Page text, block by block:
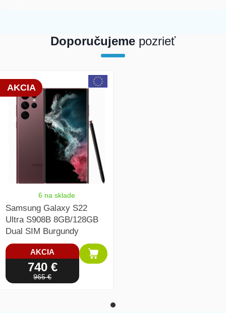
Doporučujeme pozrieť
array(1) { [0]=> int(26064) }
AKCIA
6 na sklade
Samsung Galaxy S22
Ultra S908B 8GB/128GB
Dual SIM Burgundy
AKCIA
740 €
965 €